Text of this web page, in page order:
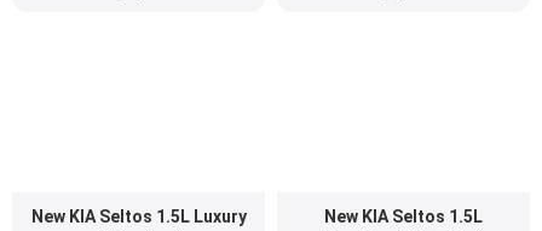
New KIA Seltos 1.5L Luxury
New KIA Seltos 1.5L